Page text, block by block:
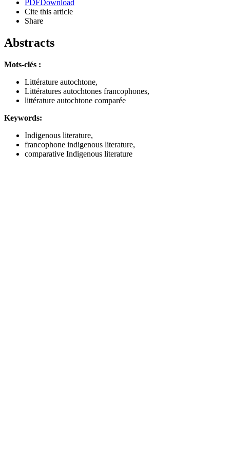
PDFDownload
Cite this article
Share
Abstracts
Mots-clés :
Littérature autochtone,
Littératures autochtones francophones,
littérature autochtone comparée
Keywords:
Indigenous literature,
francophone indigenous literature,
comparative Indigenous literature